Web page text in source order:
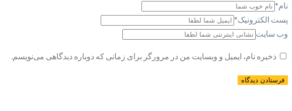
نام*
پست الکترونیک*
وب سایت
ذخیره نام، ایمیل و وبسایت من در مرورگر برای زمانی که دوباره دیدگاهی می‌نویسم.